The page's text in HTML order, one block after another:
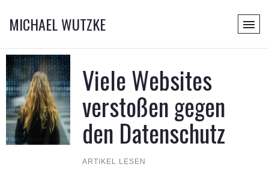
MICHAEL WUTZKE
Viele Websites
verstoßen gegen
den Datenschutz
ARTIKEL LESEN